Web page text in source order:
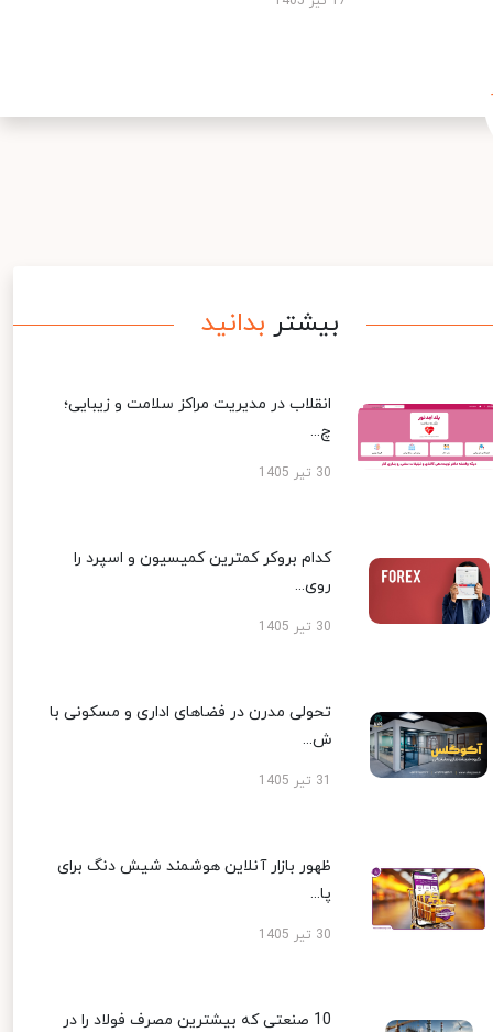
بیشتر بدانید
انقلاب در مدیریت مراکز سلامت و زیبایی؛
چ...
30 تیر 1405
کدام بروکر کمترین کمیسیون و اسپرد را
روی...
30 تیر 1405
تحولی مدرن در فضاهای اداری و مسکونی با
ش...
ظهور بازار آنلاین هوشمند شیش دنگ برای
پا...
30 تیر 1405
10 صنعتی که بیشترین مصرف فولاد را در